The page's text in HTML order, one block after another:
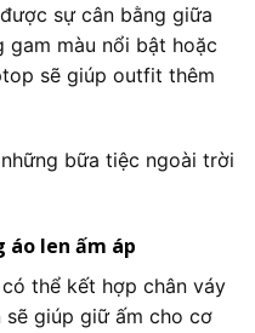
sự cân bằng giữa
gam màu nổi bật hoặc
sẽ giúp outfit thêm
bữa tiệc ngoài trời
áo len ấm áp
thể kết hợp chân váy
sẽ giúp giữ ấm cho cơ